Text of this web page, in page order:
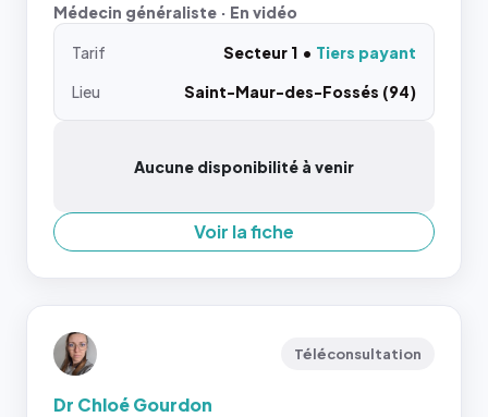
Médecin généraliste · En vidéo
Tarif Secteur 1
Tiers payant
Lieu
Saint-Maur-des-Fossés (94)
Aucune disponibilité à venir
Voir la fiche
Téléconsultation
Dr Chloé Gourdon